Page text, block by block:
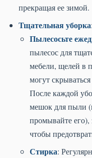
прекращая ее зимой.
Тщательная уборка:
Пылесосьте
пылесос для
мебели, щелей в
могут
После каждой
мешок для пыли
промывайте его),
чтобы
Стирка: